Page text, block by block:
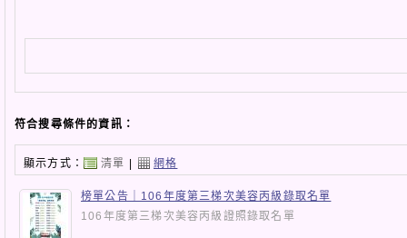
符合搜尋條件的資訊：
顯示方式： 清單 | 網格
榜單公告｜106年度第三梯次美容丙級錄取名單
106年度第三梯次美容丙級證照錄取名單